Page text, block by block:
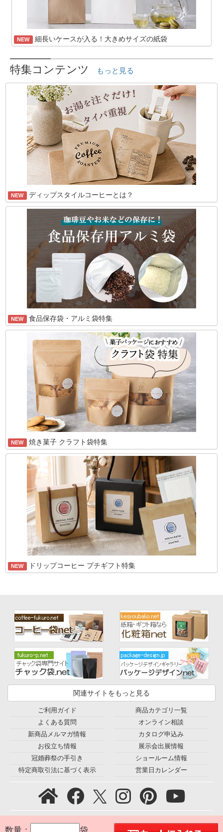
NEW 細長いケースが入る！大きめサイズの紙袋
特集コンテンツ もっと見る
NEW ディップスタイルコーヒーとは？
NEW 食品保存袋・アルミ袋特集
NEW 焼き菓子 クラフト袋特集
NEW ドリップコーヒー プチギフト特集
関連サイトをもっと見る
ご利用ガイド
よくある質問
新商品メルマガ情報
お役立ち情報
冠婚葬祭の手引き
特定商取引法に基づく表示
商品カテゴリ一覧
オンライン相談
カタログ申込み
展示会出展情報
ショールーム情報
営業日カレンダー
お問合せ
採用情報｜